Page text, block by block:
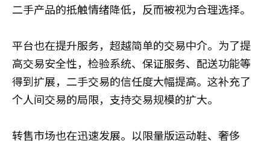
二手产品的抵触情绪降低，反而被视为合理选择。
平台也在提升服务，超越简单的交易中介。为了提
高交易安全性，检验系统、保证服务、配送功能等
得到扩展，二手交易的信任度大幅提高。这补充了
个人间交易的局限，支持交易规模的扩大。
转售市场也在迅速发展。以限量版运动鞋、奢侈